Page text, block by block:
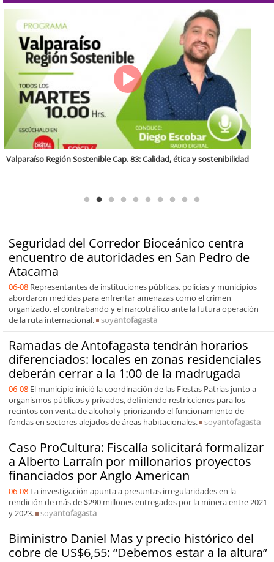
Seguridad del Corredor Bioceánico centra
encuentro de autoridades en San Pedro de
Atacama
06-08 Representantes de instituciones públicas, policías y municipios
abordaron medidas para enfrentar amenazas como el crimen
organizado, el contrabando y el narcotráfico ante la futura operación
de la ruta internacional.
soyantofagasta
Ramadas de Antofagasta tendrán horarios
diferenciados: locales en zonas residenciales
deberán cerrar a la 1:00 de la madrugada
06-08 El municipio inició la coordinación de las Fiestas Patrias junto a
organismos públicos y privados, definiendo restricciones para los
recintos con venta de alcohol y priorizando el funcionamiento de
fondas en sectores alejados de áreas habitacionales.
soyantofagasta
Caso ProCultura: Fiscalía solicitará formalizar
a Alberto Larraín por millonarios proyectos
financiados por Anglo American
06-08 La investigación apunta a presuntas irregularidades en la
rendición de más de $290 millones entregados por la minera entre 2021
y 2023.
soyantofagasta
Biministro Daniel Mas y precio histórico del
cobre de US$6,55: “Debemos estar a la altura”